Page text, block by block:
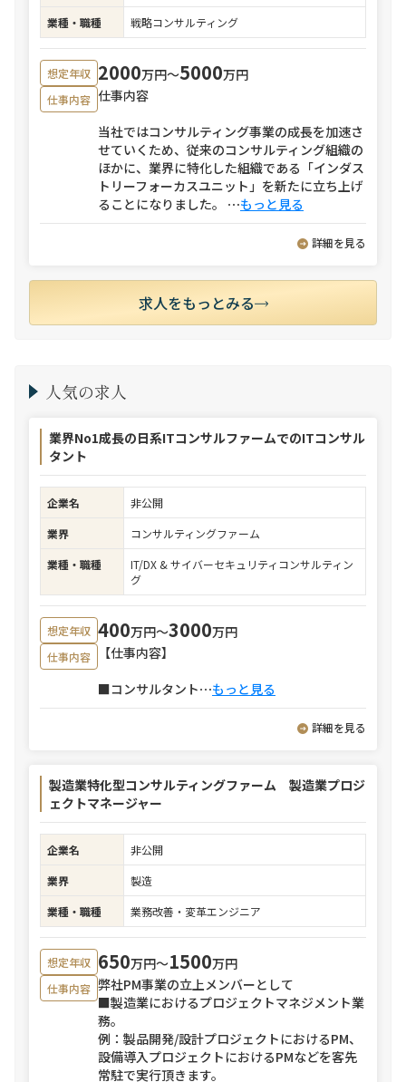
業種・職種
戦略コンサルティング
想定年収 2000万円〜5000万円
仕事内容 仕事内容
当社ではコンサルティング事業の成長を加速さ
せていくため、従来のコンサルティング組織の
ほかに、業界に特化した組織である「インダス
トリーフォーカスユニット」を新たに立ち上げ
ることになりました。 ⋯もっと見る
詳細を見る
求人をもっとみる
人気の求人
業界No1成長の日系ITコンサルファームでのITコンサル
タント
企業名
非公開
業界
コンサルティングファーム
業種・職種
IT/DX & サイバーセキュリティコンサルティン
グ
想定年収 400万円〜3000万円
仕事内容
【仕事内容】
■コンサルタント⋯もっと見る
詳細を見る
製造業特化型コンサルティングファーム 製造業プロジ
ェクトマネージャー
企業名
非公開
業界
製造
業種・職種
業務改善・変革エンジニア
想定年収 650万円〜1500万円
仕事内容 弊社PM事業の立上メンバーとして
■製造業におけるプロジェクトマネジメント業
務。
例：製品開発/設計プロジェクトにおけるPM、
設備導入プロジェクトにおけるPMなどを客先
常駐で実行頂きます。